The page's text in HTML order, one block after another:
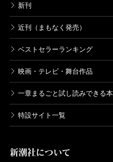
新刊
近刊（まもなく発売）
ベストセラーランキング
映画・テレビ・舞台作品
一章まるごと試し読みできる本
特設サイト一覧
新潮社について